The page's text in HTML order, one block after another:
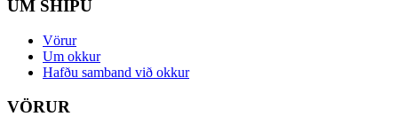
UM SHIPU
Vörur
Um okkur
Hafðu samband við okkur
VÖRUR